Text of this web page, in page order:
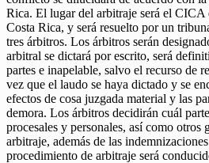
Rica. El lugar del arbitraje será el CICA
Costa Rica, y será resuelto por un
tres árbitros. Los árbitros serán
arbitral se dictará por escrito, será
partes e inapelable, salvo el recurso de
vez que el laudo se haya dictado y se
efectos de cosa juzgada material y las
demora. Los árbitros decidirán cuál
procesales y personales, así como otros
arbitraje, además de las
procedimiento de arbitraje será